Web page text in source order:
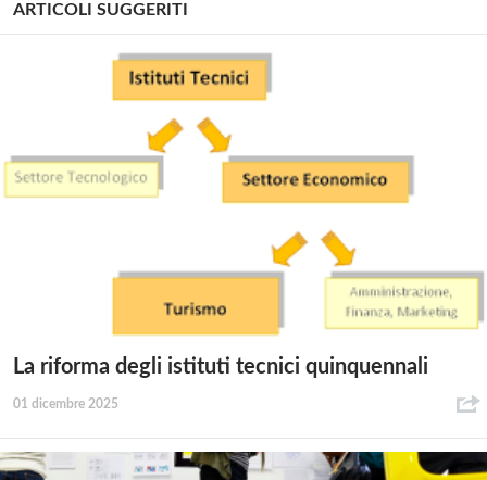
ARTICOLI SUGGERITI
La riforma degli istituti tecnici quinquennali
01 dicembre 2025